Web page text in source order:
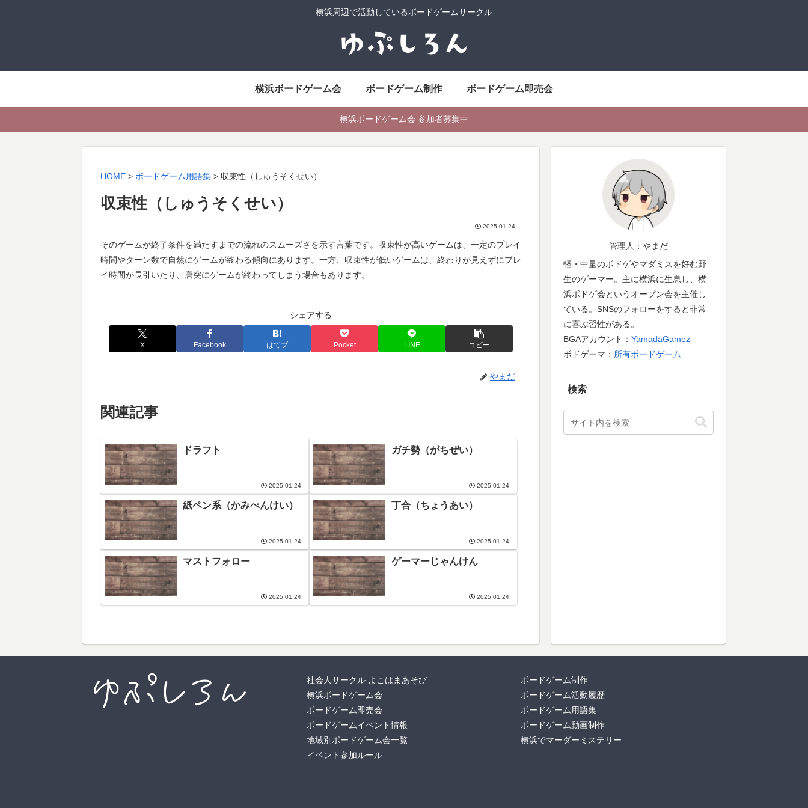
横浜周辺で活動しているボードゲームサークル
横浜ボードゲーム会 ボードゲーム制作 ボードゲーム即売会
横浜ボードゲーム会 参加者募集中
HOME > ボードゲーム用語集 > 収束性（しゅうそくせい）
収束性（しゅうそくせい）
2025.01.24
そのゲームが終了条件を満たすまでの流れのスムーズさを示す言葉です。収束性が高いゲームは、一定のプレイ
時間やターン数で自然にゲームが終わる傾向にあります。一方、収束性が低いゲームは、終わりが見えずにプレ
イ時間が長引いたり、唐突にゲームが終わってしまう場合もあります。
シェアする
X Facebook はてブ Pocket LINE コピー
やまだ
関連記事
ドラフト
2025.01.24
ガチ勢（がちぜい）
2025.01.24
紙ペン系（かみぺんけい）
2025.01.24
丁合（ちょうあい）
2025.01.24
マストフォロー
2025.01.24
ゲーマーじゃんけん
2025.01.24
管理人：やまだ
軽・中量のボドゲやマダミスを好む野
生のゲーマー。主に横浜に生息し、横
浜ボドゲ会というオープン会を主催し
ている。SNSのフォローをすると非常
に喜ぶ習性がある。
BGAアカウント： YamadaGamez
ボドゲーマ： 所有ボードゲーム
検索
社会人サークル よこはまあそび
横浜ボードゲーム会
ボードゲーム即売会
ボードゲームイベント情報
地域別ボードゲーム会一覧
イベント参加ルール
ボードゲーム制作
ボードゲーム活動履歴
ボードゲーム用語集
ボードゲーム動画制作
横浜でマーダーミステリー